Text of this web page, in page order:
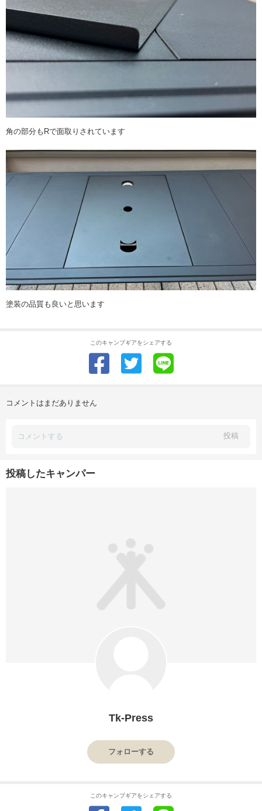
角の部分もRで面取りされています
塗装の品質も良いと思います
このキャンプギアをシェアする
コメントはまだありません
投稿
投稿したキャンパー
Tk-Press
フォローする
このキャンプギアをシェアする